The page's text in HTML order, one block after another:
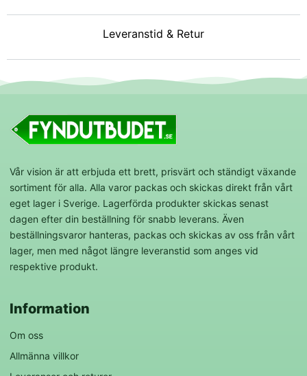
Leveranstid & Retur
Vår vision är att erbjuda ett brett, prisvärt och ständigt växande
sortiment för alla. Alla varor packas och skickas direkt från vårt
eget lager i Sverige. Lagerförda produkter skickas senast
dagen efter din beställning för snabb leverans. Även
beställningsvaror hanteras, packas och skickas av oss från vårt
lager, men med något längre leveranstid som anges vid
respektive produkt.
Information
Om oss
Allmänna villkor